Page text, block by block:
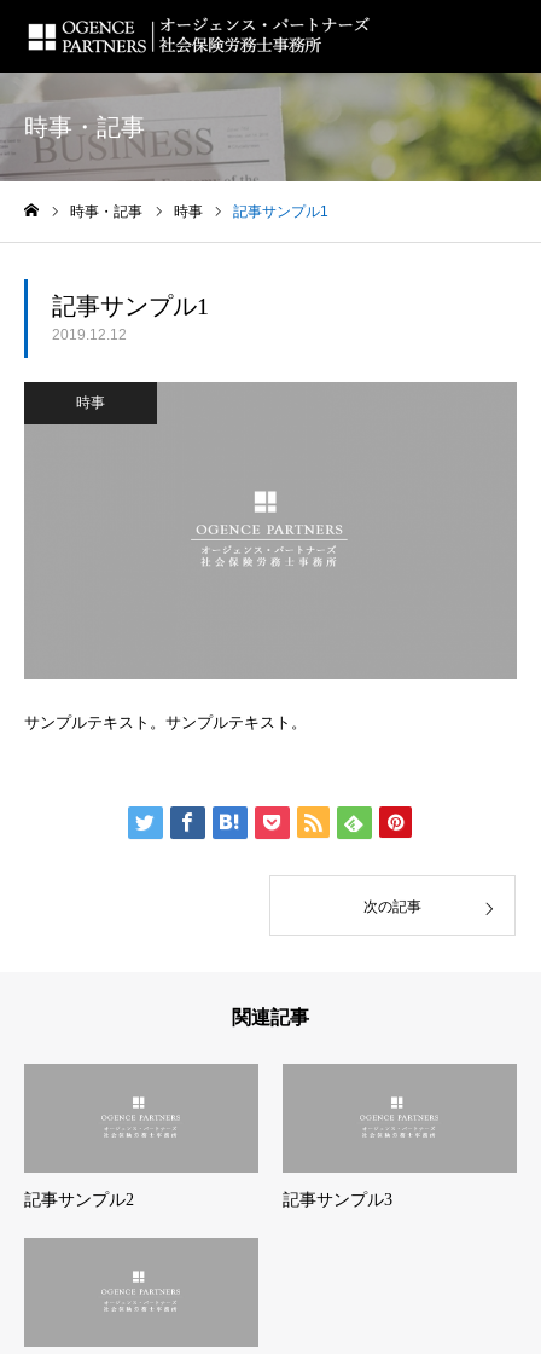
時事・記事
時事・記事 時事 記事サンプル1
記事サンプル1
2019.12.12
時事
サンプルテキスト。サンプルテキスト。
次の記事
関連記事
記事サンプル2 記事サンプル3